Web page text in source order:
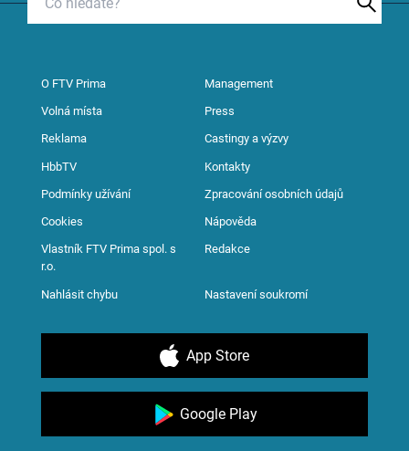
O FTV Prima Management
Volná místa Press
Reklama Castingy a výzvy
HbbTV Kontakty
Podmínky užívání Zpracování osobních údajů
Cookies Nápověda
Vlastník FTV Prima spol. s
r.o.
Redakce
Nahlásit chybu Nastavení soukromí
App Store
Google Play